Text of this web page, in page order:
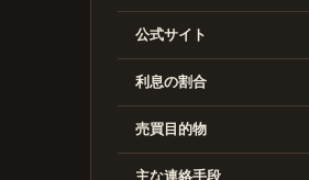
公式サイト
利息の割合
売買目的物
主な連絡手段